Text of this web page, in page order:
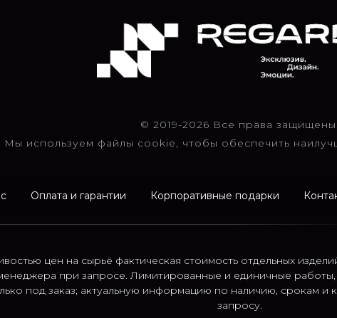
© 2019-2026 Все права защищены.
Мы используем файлы cookie, чтобы обеспечить
Оплата и гарантии Корпоративные подарки
цен на сырьё фактическая стоимость отдельных
при запросе. Лимитированные и единичные
под заказ; актуальную информацию по наличию, срокам и
запросу.